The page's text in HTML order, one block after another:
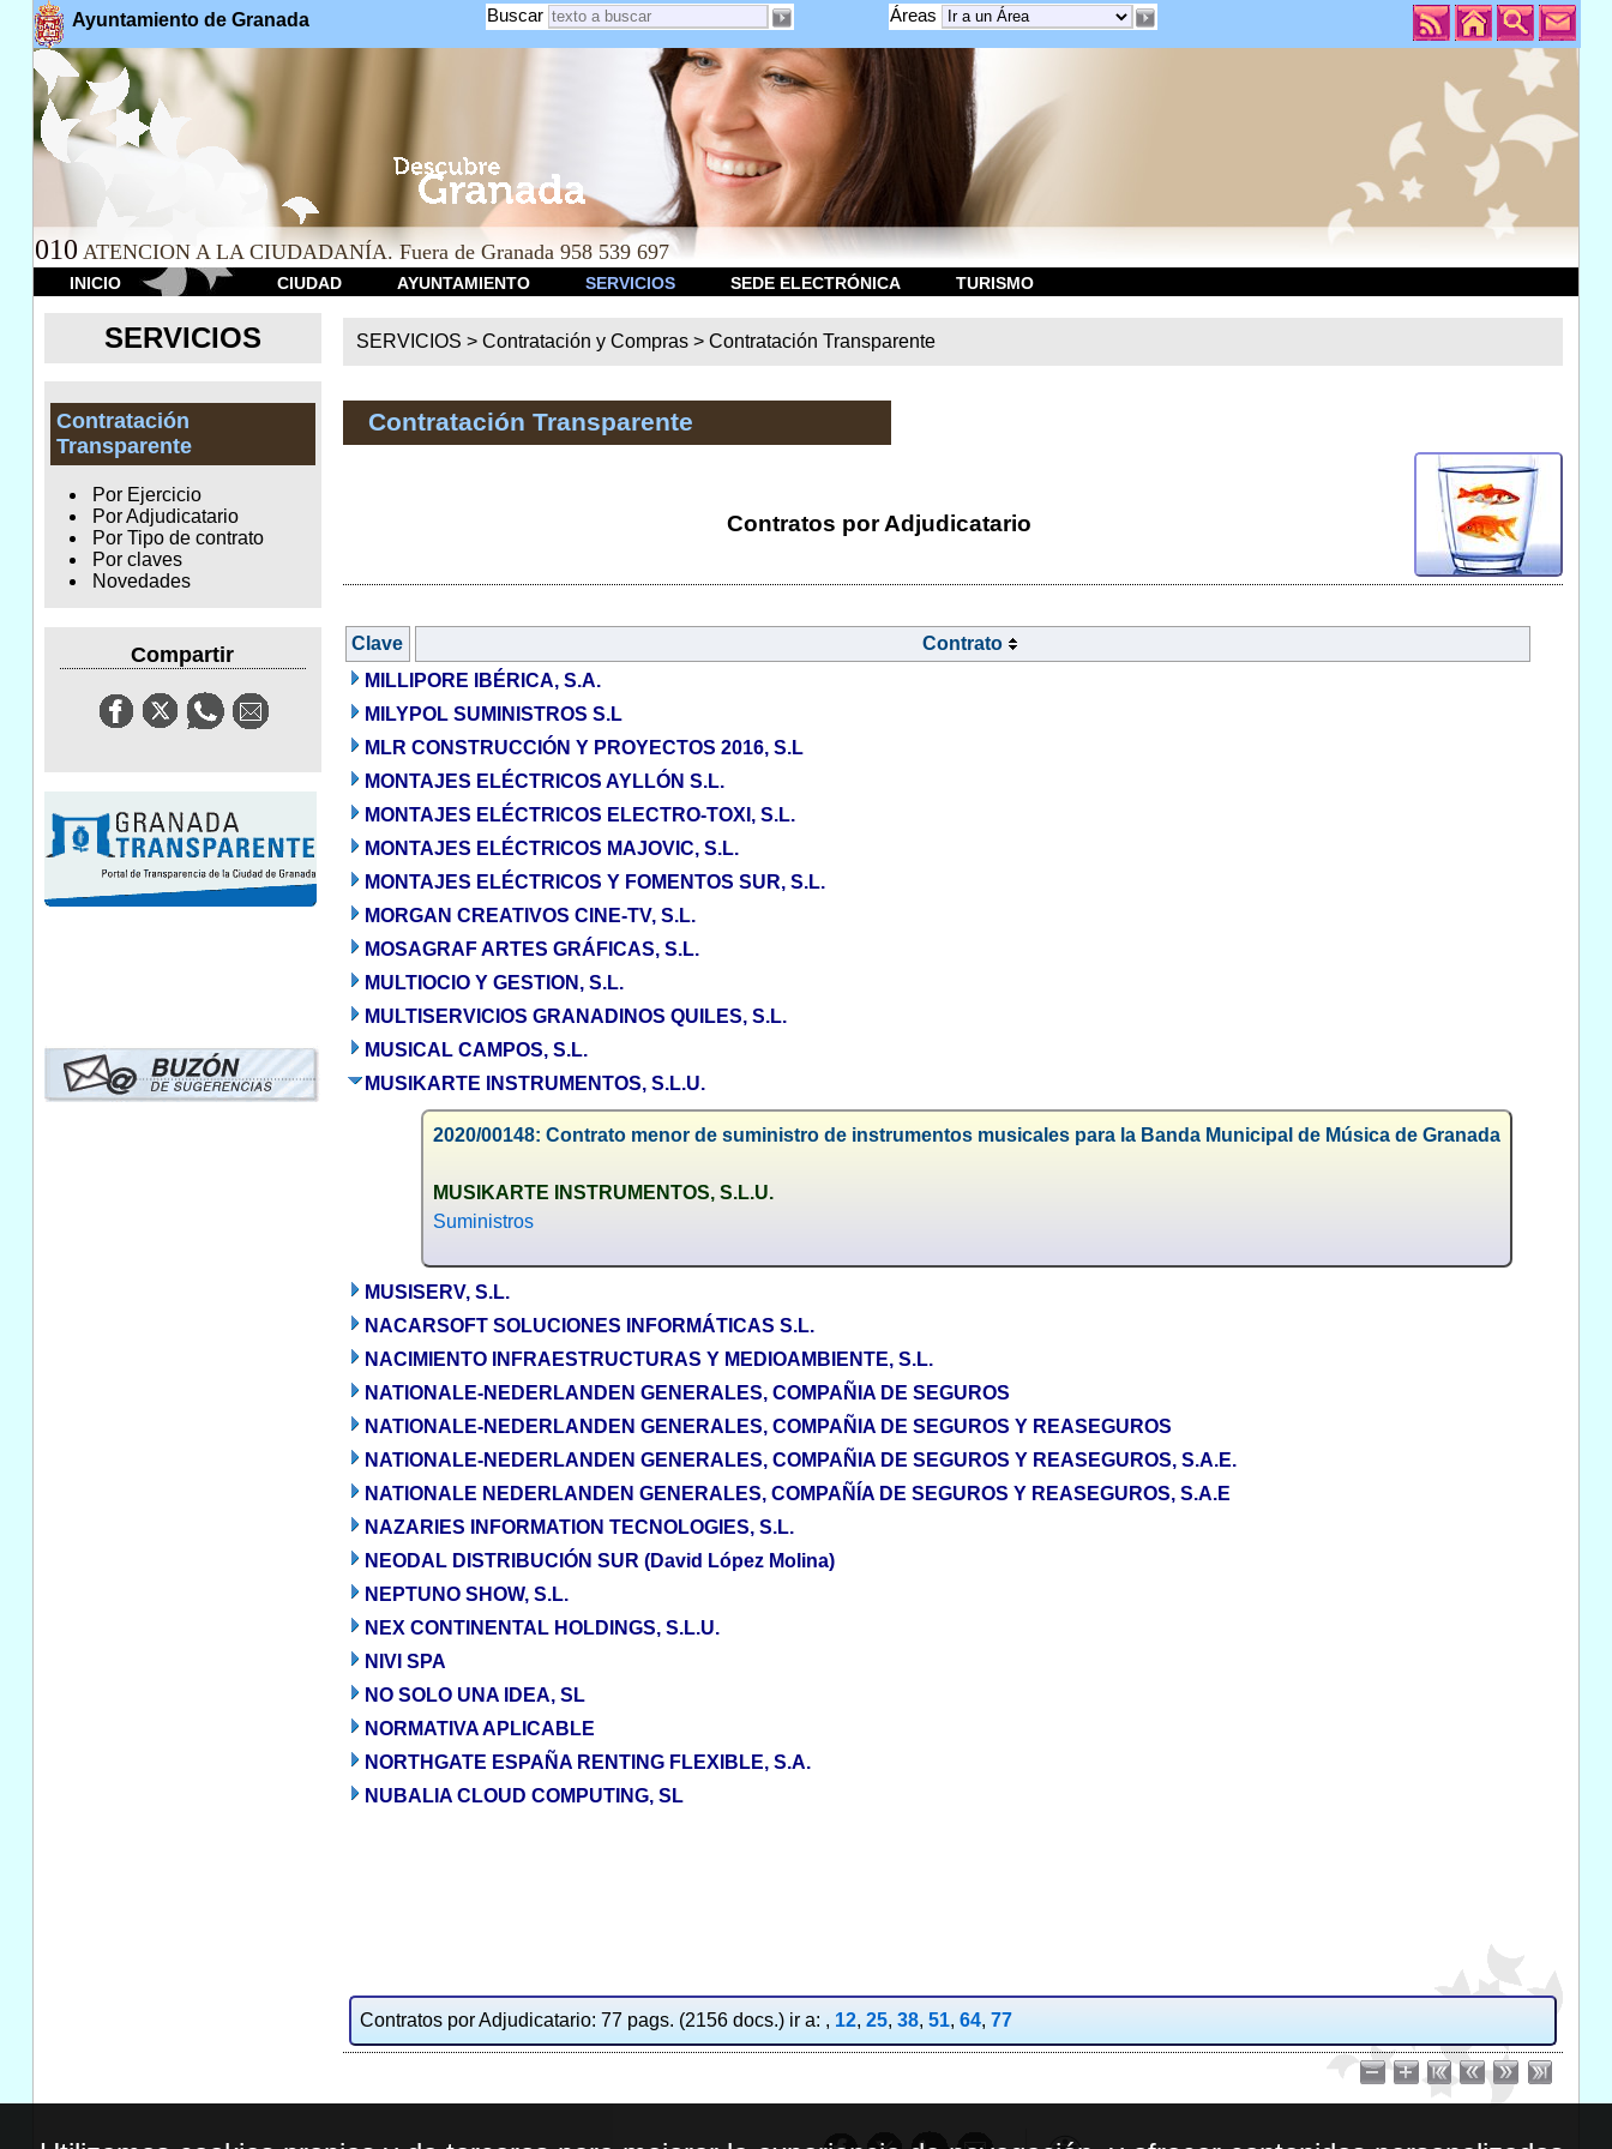
Ayuntamiento de Granada Áreas
Buscar
010 ATENCION A LA CIUDADANÍA. Fuera de Granada 958 539 697
INICIO CIUDAD AYUNTAMIENTO SERVICIOS SEDE ELECTRÓNICA TURISMO
SERVICIOS
Contratación
Transparente
Por Ejercicio
Por Adjudicatario
Por Tipo de contrato
Por claves
Novedades
Compartir
SERVICIOS >Contratación y Compras >Contratación Transparente
Contratación Transparente
Contratos por Adjudicatario
Clave
Contrato
MILLIPORE IBÉRICA, S.A.
MILYPOL SUMINISTROS S.L
MLR CONSTRUCCIÓN Y PROYECTOS 2016, S.L
MONTAJES ELÉCTRICOS AYLLÓN S.L.
MONTAJES ELÉCTRICOS ELECTRO-TOXI, S.L.
MONTAJES ELÉCTRICOS MAJOVIC, S.L.
MONTAJES ELÉCTRICOS Y FOMENTOS SUR, S.L.
MORGAN CREATIVOS CINE-TV, S.L.
MOSAGRAF ARTES GRÁFICAS, S.L.
MULTIOCIO Y GESTION, S.L.
MULTISERVICIOS GRANADINOS QUILES, S.L.
MUSICAL CAMPOS, S.L.
MUSIKARTE INSTRUMENTOS, S.L.U.
2020/00148: Contrato menor de suministro de instrumentos musicales para la Banda Municipal de Música de Granada
MUSIKARTE INSTRUMENTOS, S.L.U.
Suministros
MUSISERV, S.L.
NACARSOFT SOLUCIONES INFORMÁTICAS S.L.
NACIMIENTO INFRAESTRUCTURAS Y MEDIOAMBIENTE, S.L.
NATIONALE-NEDERLANDEN GENERALES, COMPAÑIA DE SEGUROS
NATIONALE-NEDERLANDEN GENERALES, COMPAÑIA DE SEGUROS Y REASEGUROS
NATIONALE-NEDERLANDEN GENERALES, COMPAÑIA DE SEGUROS Y REASEGUROS, S.A.E.
NATIONALE NEDERLANDEN GENERALES, COMPAÑÍA DE SEGUROS Y REASEGUROS, S.A.E
NAZARIES INFORMATION TECNOLOGIES, S.L.
NEODAL DISTRIBUCIÓN SUR (David López Molina)
NEPTUNO SHOW, S.L.
NEX CONTINENTAL HOLDINGS, S.L.U.
NIVI SPA
NO SOLO UNA IDEA, SL
NORMATIVA APLICABLE
NORTHGATE ESPAÑA RENTING FLEXIBLE, S.A.
NUBALIA CLOUD COMPUTING, SL
Contratos por Adjudicatario: 77 pags. (2156 docs.) ir a: , 12, 25, 38, 51, 64, 77